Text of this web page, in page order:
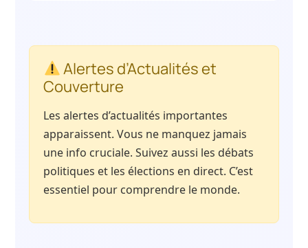
Alertes d’Actualités et
Couverture
Les alertes d’actualités importantes
apparaissent. Vous ne manquez jamais
une info cruciale. Suivez aussi les débats
politiques et les élections en direct. C’est
essentiel pour comprendre le monde.